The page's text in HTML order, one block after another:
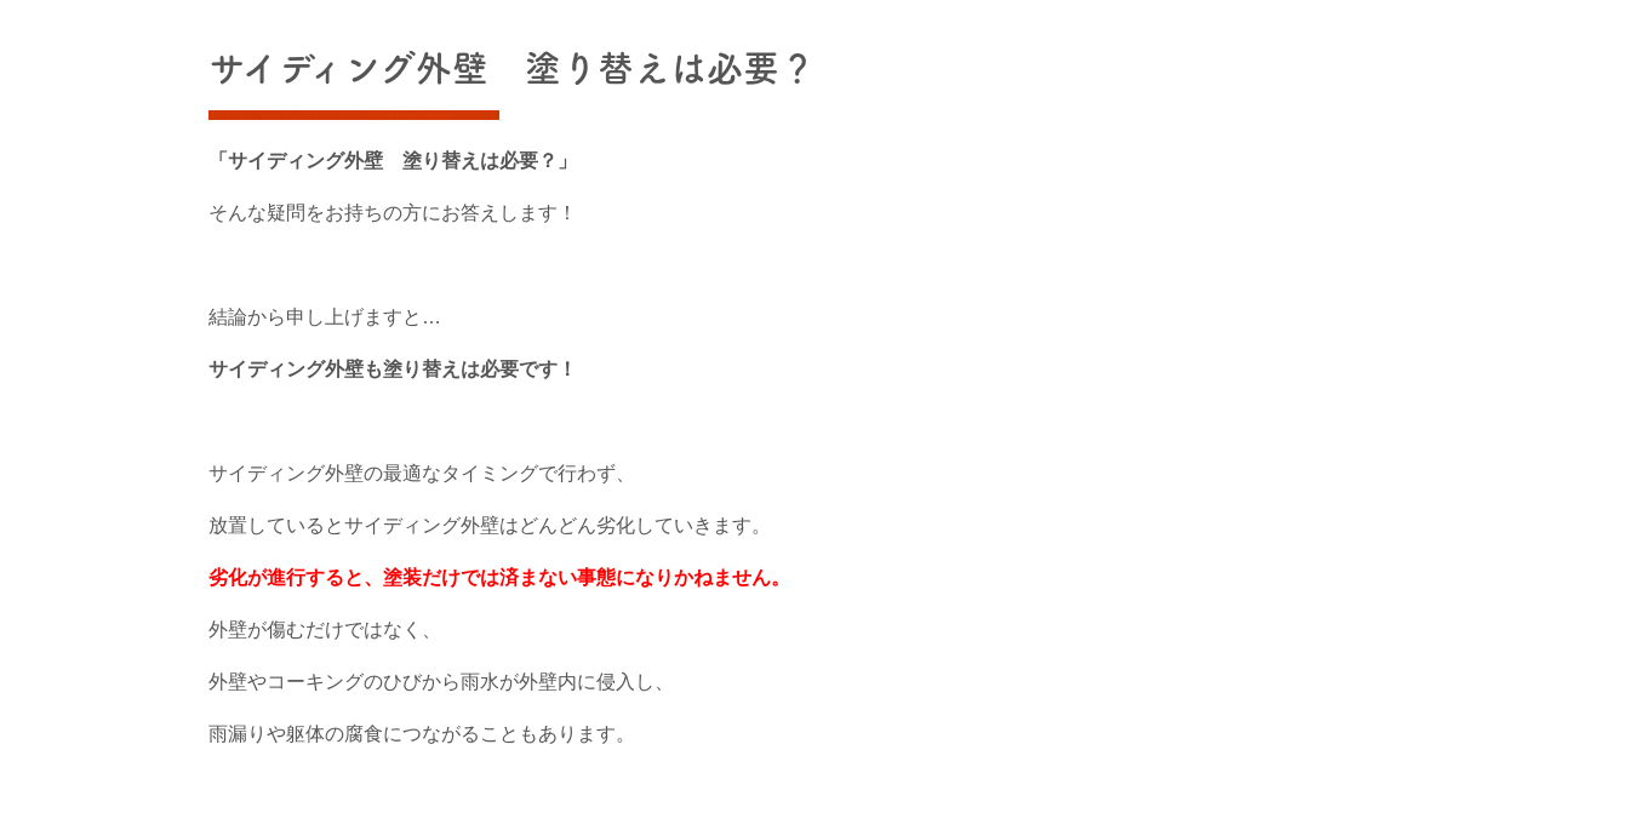
サイディング外壁 塗り替えは必要？
「サイディング外壁 塗り替えは必要？」
そんな疑問をお持ちの方にお答えします！
結論から申し上げますと…
サイディング外壁も塗り替えは必要です！
サイディング外壁の最適なタイミングで行わず、
放置しているとサイディング外壁はどんどん劣化していきます。
劣化が進行すると、塗装だけでは済まない事態になりかねません。
外壁が傷むだけではなく、
外壁やコーキングのひびから雨水が外壁内に侵入し、
雨漏りや躯体の腐食につながることもあります。